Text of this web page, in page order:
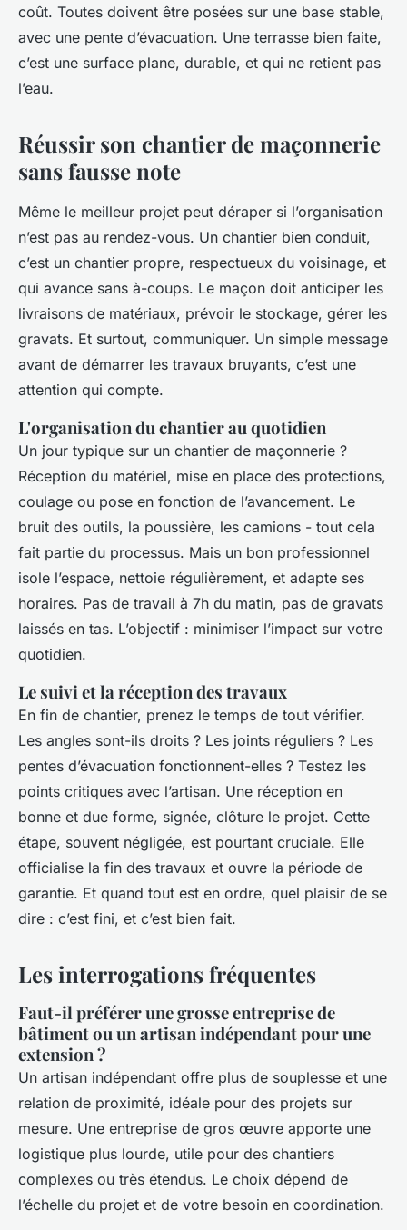
coût. Toutes doivent être posées sur une base stable,
avec une pente d’évacuation. Une terrasse bien faite,
c’est une surface plane, durable, et qui ne retient pas
l’eau.
Réussir son chantier de maçonnerie
sans fausse note
Même le meilleur projet peut déraper si l’organisation
n’est pas au rendez-vous. Un chantier bien conduit,
c’est un chantier propre, respectueux du voisinage, et
qui avance sans à-coups. Le maçon doit anticiper les
livraisons de matériaux, prévoir le stockage, gérer les
gravats. Et surtout, communiquer. Un simple message
avant de démarrer les travaux bruyants, c’est une
attention qui compte.
L'organisation du chantier au quotidien
Un jour typique sur un chantier de maçonnerie ?
Réception du matériel, mise en place des protections,
coulage ou pose en fonction de l’avancement. Le
bruit des outils, la poussière, les camions - tout cela
fait partie du processus. Mais un bon professionnel
isole l’espace, nettoie régulièrement, et adapte ses
horaires. Pas de travail à 7h du matin, pas de gravats
laissés en tas. L’objectif : minimiser l’impact sur votre
quotidien.
Le suivi et la réception des travaux
En fin de chantier, prenez le temps de tout vérifier.
Les angles sont-ils droits ? Les joints réguliers ? Les
pentes d’évacuation fonctionnent-elles ? Testez les
points critiques avec l’artisan. Une réception en
bonne et due forme, signée, clôture le projet. Cette
étape, souvent négligée, est pourtant cruciale. Elle
officialise la fin des travaux et ouvre la période de
garantie. Et quand tout est en ordre, quel plaisir de se
dire : c’est fini, et c’est bien fait.
Les interrogations fréquentes
Faut-il préférer une grosse entreprise de
bâtiment ou un artisan indépendant pour une
extension ?
Un artisan indépendant offre plus de souplesse et une
relation de proximité, idéale pour des projets sur
mesure. Une entreprise de gros œuvre apporte une
logistique plus lourde, utile pour des chantiers
complexes ou très étendus. Le choix dépend de
l’échelle du projet et de votre besoin en coordination.